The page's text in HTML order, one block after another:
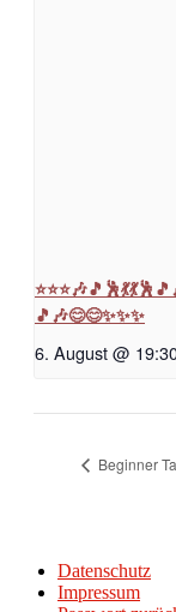
🎵🎶😊😊✨✨✨
6. August @
Beginner
Datenschutz
Impressum